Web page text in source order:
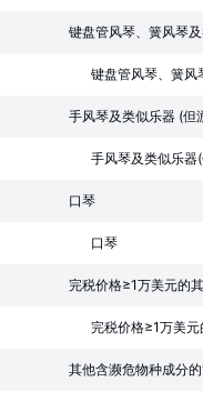
键盘管风琴、簧风琴
键盘管风琴、簧风
手风琴及类似乐器 (但
手风琴及类似乐器
口琴
口琴
完税价格≥1万美元的
完税价格≥1万美
其他含濒危物种成分